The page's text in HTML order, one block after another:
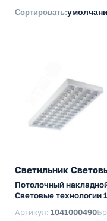
Сортировать:
Светильник
Потолочный
Световые технологии
Артикул: 1041000490